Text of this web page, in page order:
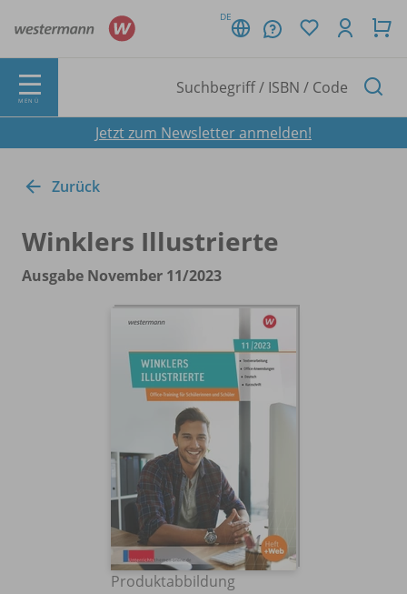
DE
MENÜ
Jetzt zum Newsletter anmelden!
Zurück
Winklers Illustrierte
Ausgabe November 11/2023
Produktabbildung